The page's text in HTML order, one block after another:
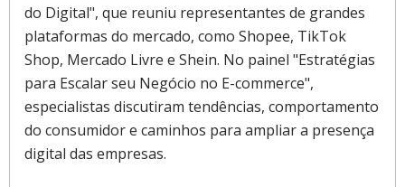
do Digital", que reuniu representantes de grandes
plataformas do mercado, como Shopee, TikTok
Shop, Mercado Livre e Shein. No painel "Estratégias
para Escalar seu Negócio no E-commerce",
especialistas discutiram tendências, comportamento
do consumidor e caminhos para ampliar a presença
digital das empresas.